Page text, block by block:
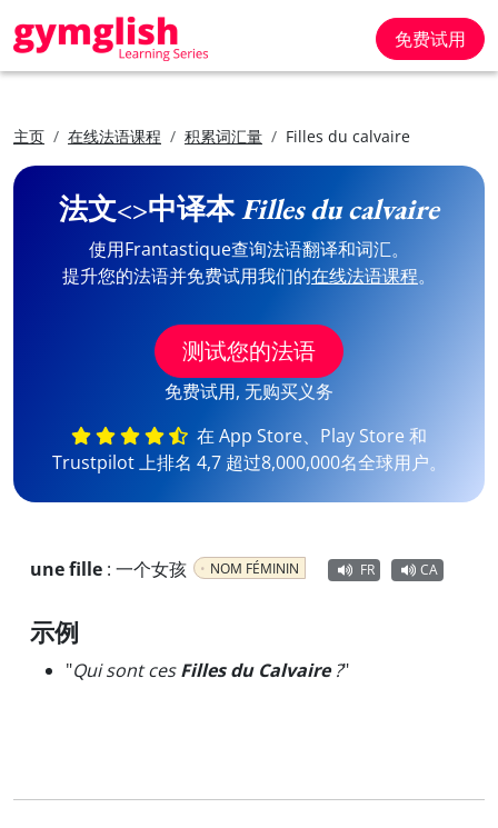
免费试用
主页 在线法语课程 积累词汇量 Filles du calvaire
法文<>中译本Filles du calvaire
使用Frantastique查询法语翻译和词汇。
提升您的法语并免费试用我们的在线法语课程。
测试您的法语
免费试用, 无购买义务
在 App Store、Play Store 和
Trustpilot 上排名 4,7 超过8,000,000名全球用户。
une fille : 一个女孩 NOM FÉMININ FR CA
示例
"Qui sont cesFilles du Calvaire?"